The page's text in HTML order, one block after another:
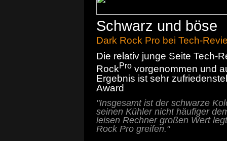
Schwarz und böse
Dark Rock Pro bei Tech-
Die relativ junge Seite Tech-
RockProvorgenommen und
Ergebnis ist sehr
Award
"Insgesamt ist der schwarze
seinen Kühler nicht häufiger
leisen Rechner großen Wert
Rock Pro greifen."